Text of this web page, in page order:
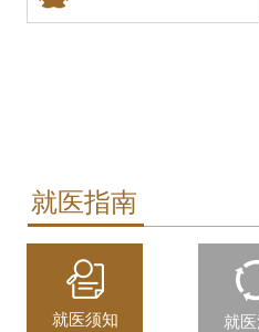
就医指南
就医须知 就